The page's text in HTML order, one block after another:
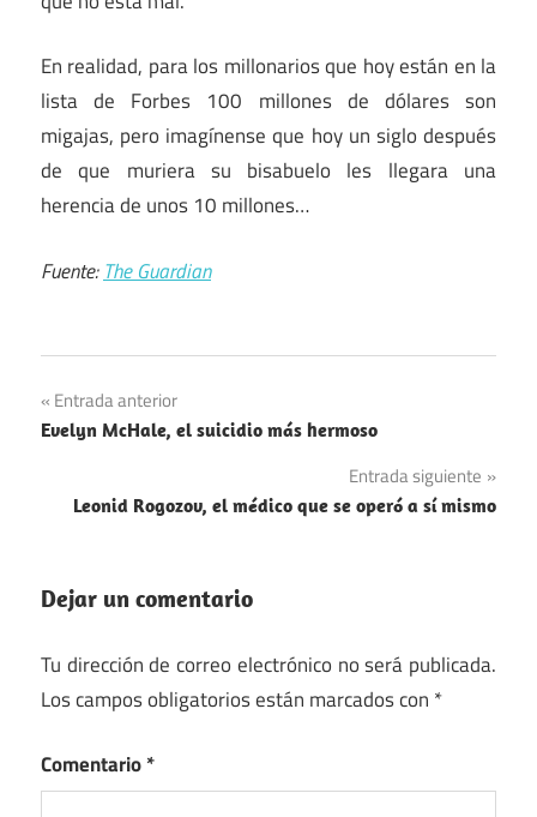
En realidad, para los millonarios que hoy están en la
lista de Forbes 100 millones de dólares son
migajas, pero imagínense que hoy un siglo después
de que muriera su bisabuelo les llegara una
herencia de unos 10 millones…
Fuente:The Guardian
Navegación
de
entradas
Entrada anterior
Evelyn McHale, el suicidio más hermoso
Entrada siguiente
Leonid Rogozov, el médico que se operó a sí mismo
Dejar un comentario
Tu dirección de correo electrónico no será publicada.
Los campos obligatorios están marcados con *
Comentario*